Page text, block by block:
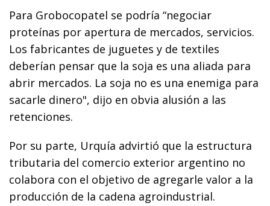
Para Grobocopatel se podría “negociar
proteínas por apertura de mercados, servicios.
Los fabricantes de juguetes y de textiles
deberían pensar que la soja es una aliada para
abrir mercados. La soja no es una enemiga para
sacarle dinero", dijo en obvia alusión a las
retenciones.
Por su parte, Urquía advirtió que la estructura
tributaria del comercio exterior argentino no
colabora con el objetivo de agregarle valor a la
producción de la cadena agroindustrial.